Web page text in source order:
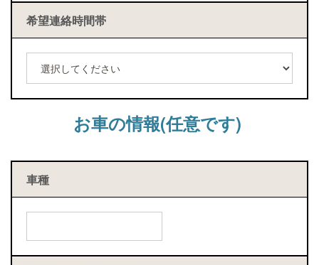
希望連絡時間帯
お車の情報(任意です)
車種